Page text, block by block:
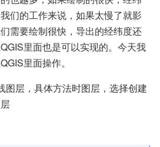
们的工作来说，如果太慢了就影
需要绘制很快，导出的经纬度还
里面也是可以实现的。今天我
里面操作。
图层，具体方法时图层，选择创建